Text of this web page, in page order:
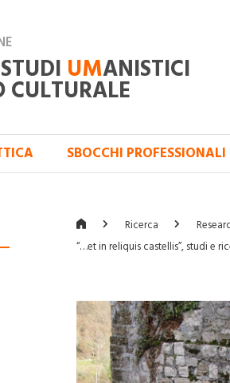
UMANISTICI
CULTURALE
SBOCCHI PROFESSIONALI
Ricerca
“…et in reliquis castellis”, studi e